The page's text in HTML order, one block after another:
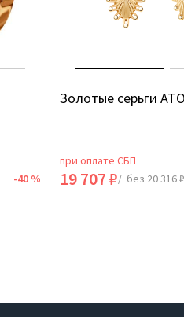
-40 %
Золотые серьги
при оплате СБП
19 707 ₽/ без 20 316 ₽